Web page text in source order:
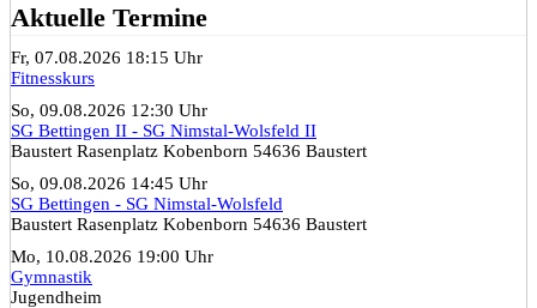
Aktuelle Termine
Fr, 07.08.2026 18:15 Uhr
Fitnesskurs
So, 09.08.2026 12:30 Uhr
SG Bettingen II - SG Nimstal-Wolsfeld II
Baustert Rasenplatz Kobenborn 54636 Baustert
So, 09.08.2026 14:45 Uhr
SG Bettingen - SG Nimstal-Wolsfeld
Baustert Rasenplatz Kobenborn 54636 Baustert
Mo, 10.08.2026 19:00 Uhr
Gymnastik
Jugendheim